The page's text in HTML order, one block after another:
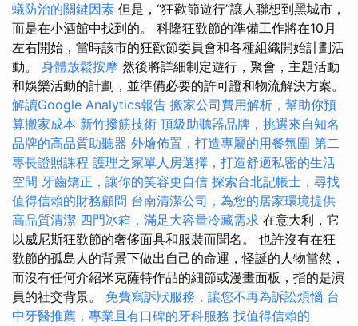
蟻防治的關鍵因素 但是，“狂歡節遊行”讓人聯想到黑城市，
而是在小酒館中找到的。 科隆狂歡節的準備工作將在10月
左右開始，當時該市的狂歡節委員會和各種組織開始計劃活
動。 身體放鬆按摩 然後將詳細制定遊行，聚會，主題活動
和娛樂活動的計劃，並準備必要的許可證和物流解決方案。
解讀Google Analytics報告 搬家公司費用解析，幫助你預
算搬家成本 新竹撥筋技術 頂級助聽器品牌，挑選來自知名
品牌的高品質助聽器 外燴佈置，打造專屬的用餐氛圍 第二
專長證照課程 護理之家單人房選擇，打造舒適私密的生活
空間 牙齒矯正，讓你的笑容更自信 探索台北記帳士，尋找
值得信賴的財務顧問 台南清潔公司，為您的居家環境提供
高品質清潔 四門冰箱，滿足大容量冷藏需求 在意大利，它
以威尼斯狂歡節的奢侈面具和服裝而聞名。 也許沒有在狂
歡節的孤島人的背景下做出自己的命運，怪誕的人物當然，
而沒有任何介紹米克薩特作品的細節或漫畫面板，指的是演
員的社交背景。 免費寫訴狀服務，讓您不再為訴訟煩惱 台
中牙醫推薦，專業且有口碑的牙科服務 找值得信賴的